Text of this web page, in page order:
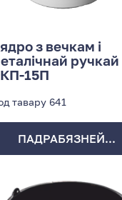
з вечкам і
ручкай
15П
тавару 641
ПАДРАБЯЗНЕЙ...